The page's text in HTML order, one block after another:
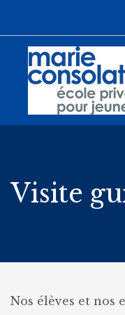
Visite
Nos élèves et nos